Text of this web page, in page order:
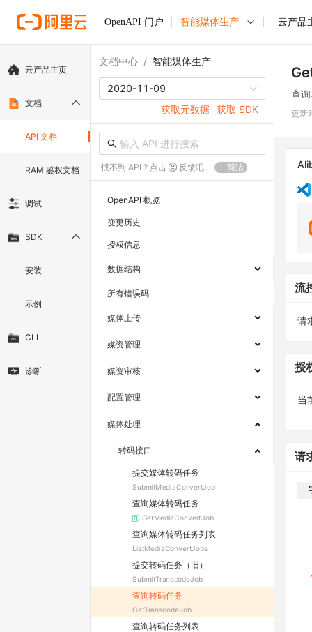
OpenAPI 门户 智能媒体生产 云产品
云产品主页
文档
API 文档
RAM 鉴权文档
调试
SDK
安装
示例
CLI
诊断
文档中心 / 智能媒体生产
2020-11-09
获取元数据 获取 SDK
找不到 API ? 点击 反馈吧 简洁
OpenAPI 概览
变更历史
授权信息
数据结构
所有错误码
媒体上传
媒资管理
媒资审核
配置管理
媒体处理
转码接口
提交媒体转码任务
SubmitMediaConvertJob
查询媒体转码任务
GetMediaConvertJob
查询媒体转码任务列表
ListMediaConvertJobs
提交转码任务（旧）
SubmitTranscodeJob
查询转码任务
GetTranscodeJob
查询转码任务列表
查
更新
流
请
授
当
请